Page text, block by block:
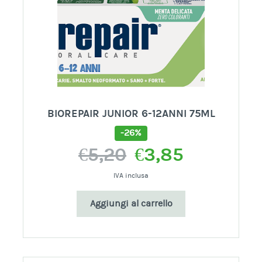
BIOREPAIR JUNIOR 6-12ANNI 75ML
-26%
€5,20
prezzo
originale
era:
€5,20.
€3,85prezzo
è:
IVA inclusa
Aggiungi al carrello